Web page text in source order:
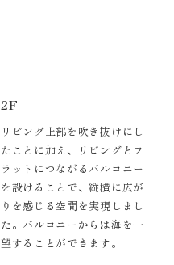
2F
リビング上部を吹き抜けにし
たことに加え、リビングとフ
ラットにつながるバルコニー
を設けることで、縦横に広が
りを感じる空間を実現しまし
た。バルコニーからは海を一
望することができます。